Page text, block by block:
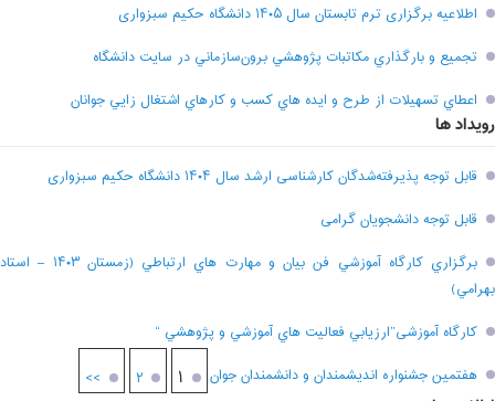
اطلاعیه برگزاری ترم تابستان سال ۱۴۰۵ دانشگاه حکیم سبزواری
تجميع و بارگذاري مکاتبات پژوهشي برون‌سازماني در سايت دانشگاه
اعطاي تسهيلات از طرح و ايده هاي کسب و کارهاي اشتغال زايي جوانان
رویداد ها
قابل توجه پذیرفته‌شدگان کارشناسی ارشد سال ۱۴۰۴ دانشگاه حکیم سبزواری
قابل توجه دانشجویان گرامی
برگزاري کارگاه آموزشي فن بيان و مهارت هاي ارتباطي (زمستان ۱۴۰۳ – استاد
بهرامي)
کارگاه آموزشی”ارزيابي فعاليت هاي آموزشي و پژوهشي “
هفتمين جشنواره انديشمندان و دانشمندان جوان
۱ ۲ >>